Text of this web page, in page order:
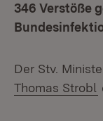
346 Verstöße
Der Stv.
Thomas Strobl